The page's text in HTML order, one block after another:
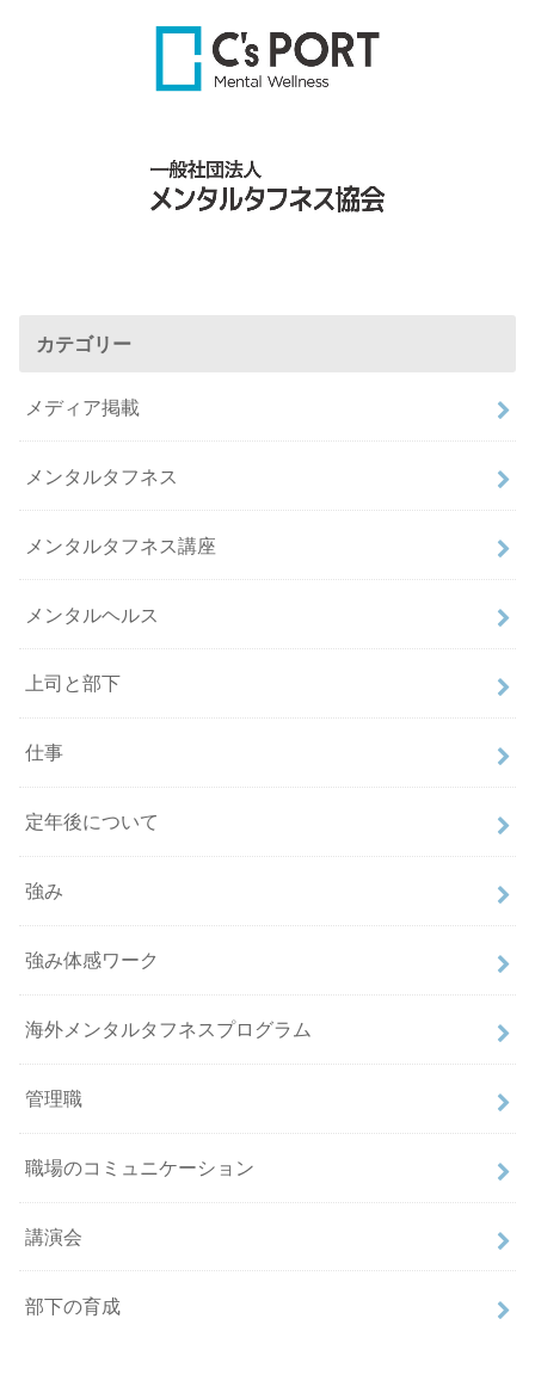
カテゴリー
メディア掲載
メンタルタフネス
メンタルタフネス講座
メンタルヘルス
上司と部下
仕事
定年後について
強み
強み体感ワーク
海外メンタルタフネスプログラム
管理職
職場のコミュニケーション
講演会
部下の育成